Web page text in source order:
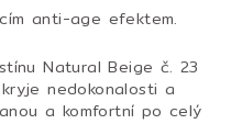
anti-age efektem.
Natural Beige č. 23
nedokonalosti a
a komfortní po celý